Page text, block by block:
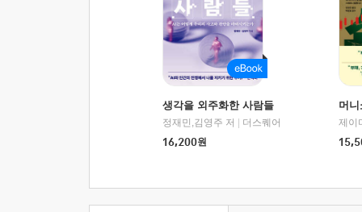
생각을 외주화한 사람들
정재민,김영주 저
더스퀘어
16,200원
머